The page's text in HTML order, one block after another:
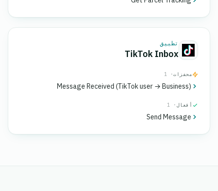
تطبيق
TikTok Inbox
محفزات· 1
Message Received (TikTok user → Business)
أفعال · 1
Send Message